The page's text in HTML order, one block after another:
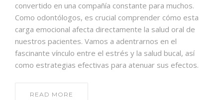
convertido en una compañía constante para muchos.
Como odontólogos, es crucial comprender cómo esta
carga emocional afecta directamente la salud oral de
nuestros pacientes. Vamos a adentrarnos en el
fascinante vínculo entre el estrés y la salud bucal, así
como estrategias efectivas para atenuar sus efectos.
READ MORE